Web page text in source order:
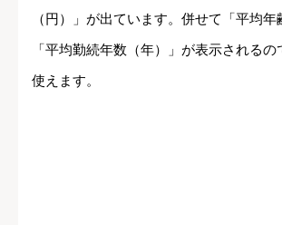
（円）」が出ています。併せて「平均年
「平均勤続年数（年）」が表示されるの
使えます。